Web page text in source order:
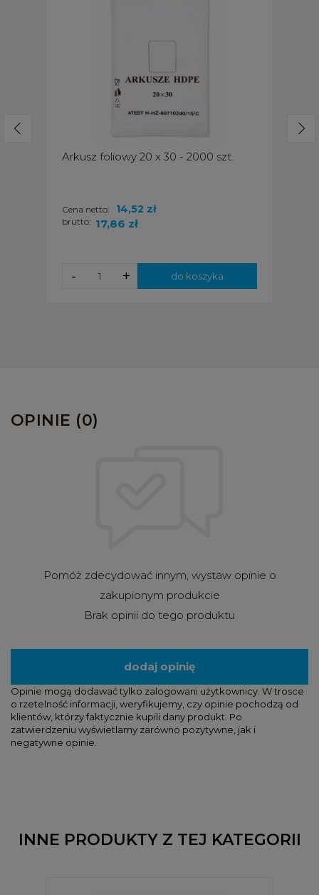
Arkusz foliowy 20 x 30 - 2000 szt.
brutto: 17,86 zł
Cena netto: 14,52 zł
+
- do koszyka
OPINIE (0)
Pomóż zdecydować innym, wystaw opinie o
zakupionym produkcie
Brak opinii do tego produktu
dodaj opinię
Opinie mogą dodawać tylko zalogowani użytkownicy. W trosce
o rzetelność informacji, weryfikujemy, czy opinie pochodzą od
klientów, którzy faktycznie kupili dany produkt. Po
zatwierdzeniu wyświetlamy zarówno pozytywne, jak i
negatywne opinie.
INNE PRODUKTY Z TEJ KATEGORII